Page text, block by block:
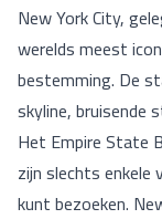
New York City,
werelds meest
bestemming. De
skyline, bruisende
Het Empire State
zijn slechts enkele
kunt bezoeken.